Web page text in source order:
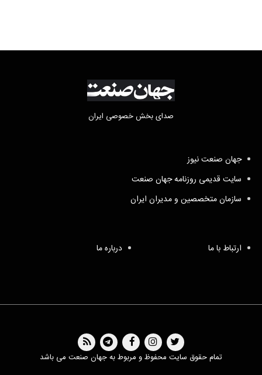
صدای بخش خصوصی ایران
جهان صنعت نیوز
سایت قدیمی روزنامه جهان صنعت
سازمان متخصصین و مدیران ایران
ارتباط با ما درباره ما
تمام حقوق سایت محفوظ و مربوط به جهان صنعت می باشد